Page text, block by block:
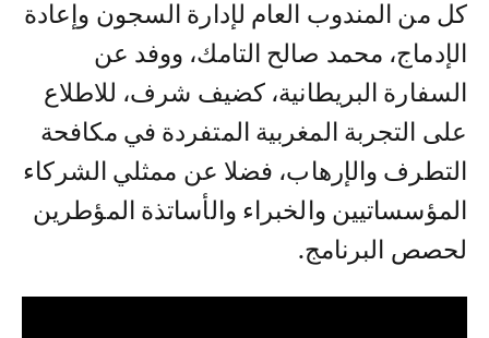
كل من المندوب العام لإدارة السجون وإعادة
الإدماج، محمد صالح التامك، ووفد عن
السفارة البريطانية، كضيف شرف، للاطلاع
على التجربة المغربية المتفردة في مكافحة
التطرف والإرهاب، فضلا عن ممثلي الشركاء
المؤسساتيين والخبراء والأساتذة المؤطرين
لحصص البرنامج.